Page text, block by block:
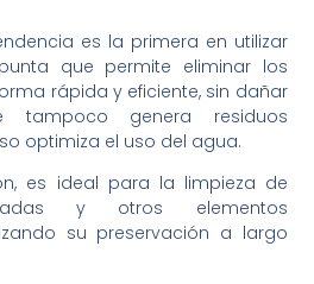
es la primera en utilizar
que permite eliminar los
rápida y eficiente, sin dañar
tampoco genera residuos
optimiza el uso del agua.
es ideal para la limpieza de
y otros elementos
su preservación a largo